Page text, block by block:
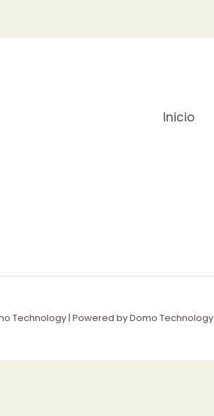
Inicio
Technology | Powered by Domo Technology